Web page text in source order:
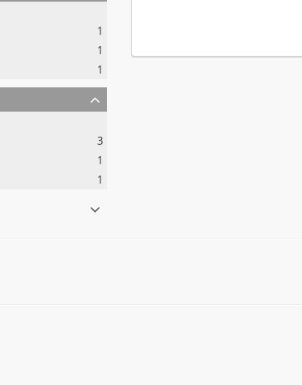
1
1
1
3
1
1